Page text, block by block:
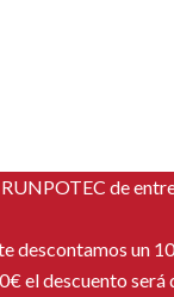
de
descontamos un
el descuento será